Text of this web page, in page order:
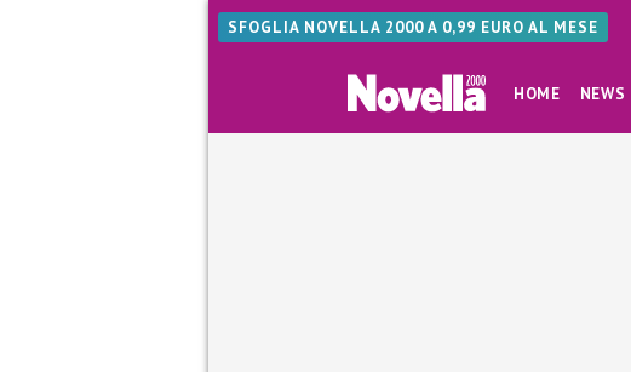
SFOGLIA NOVELLA 2000 A 0,99 EURO AL MESE
HOME NEWS